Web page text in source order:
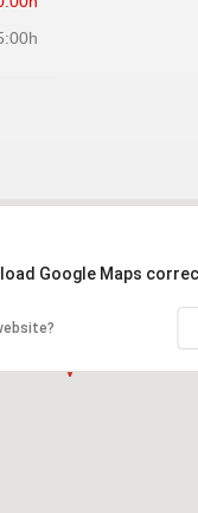
Google Maps